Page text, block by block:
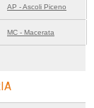
AP - Ascoli Piceno
MC - Macerata